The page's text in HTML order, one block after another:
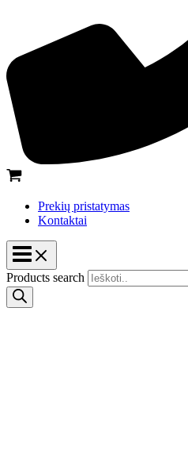
Prekių pristatymas
Kontaktai
Products search